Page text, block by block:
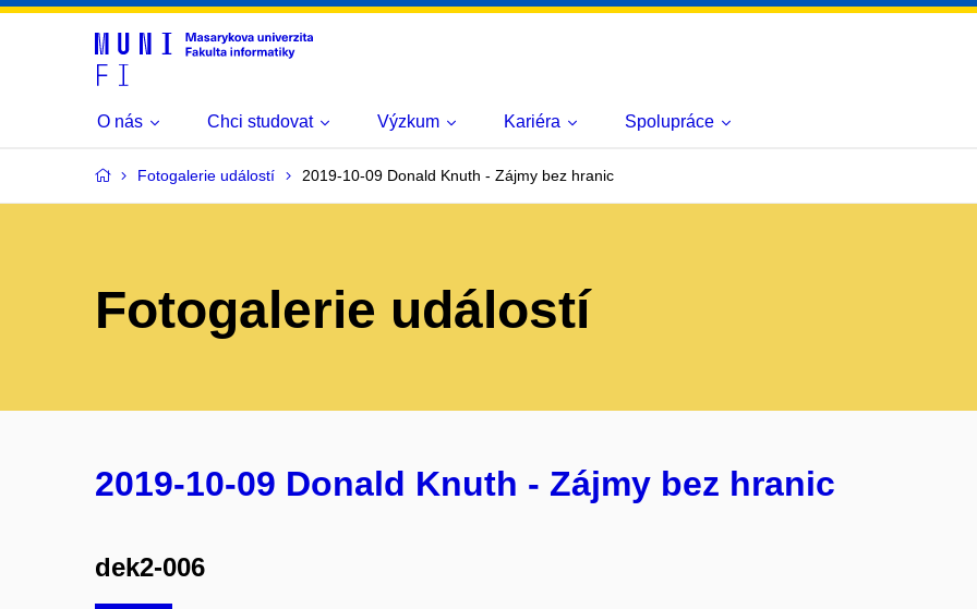
O nás Chci studovat Výzkum Kariéra Spolupráce
Fotogalerie událostí 2019-10-09 Donald Knuth - Zájmy bez hranic
Fotogalerie událostí
2019-10-09 Donald Knuth - Zájmy bez hranic
dek2-006